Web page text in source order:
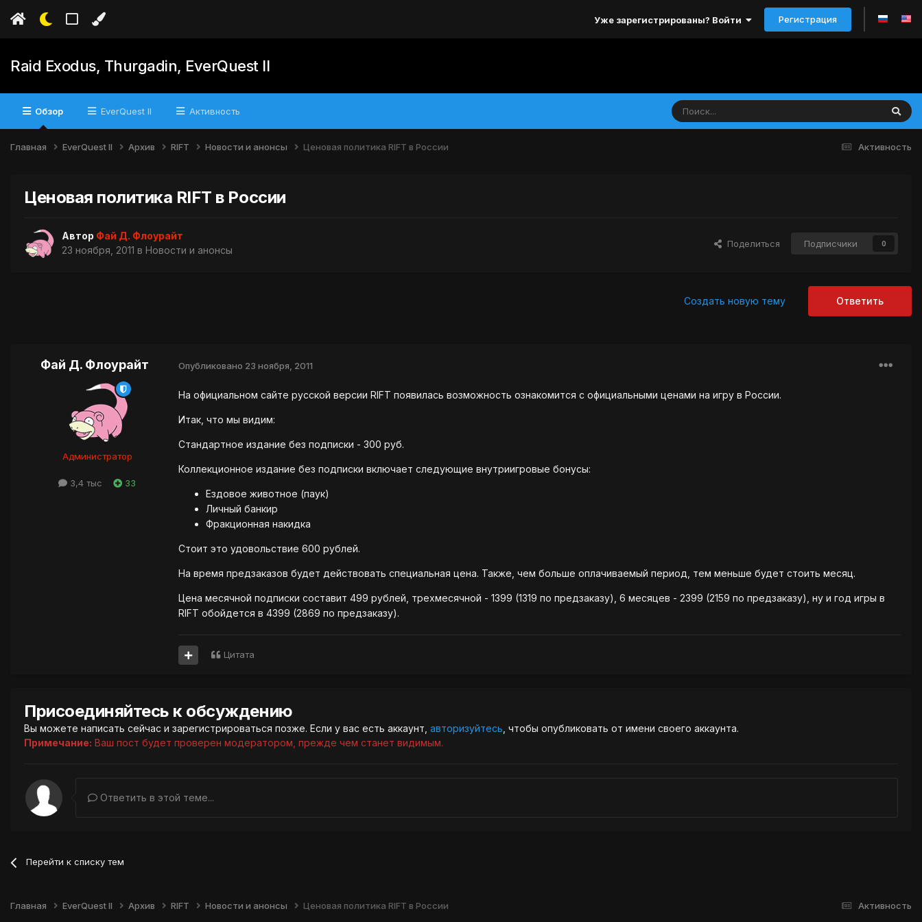
Уже зарегистрированы? Войти Регистрация
Raid Exodus, Thurgadin, EverQuest II
Обзор EverQuest II Активность
Активность
Главная EverQuest II Архив RIFT Новости и анонсы Ценовая политика RIFT в России
Ценовая политика RIFT в России
Автор Фай Д. Флоурайт
23 ноября, 2011 в Новости и анонсы
Поделиться Подписчики 0
Ответить
Создать новую тему
Фай Д. Флоурайт
Администратор
3,4 тыс 33
Опубликовано 23 ноября, 2011
На официальном сайте русской версии RIFT появилась возможность ознакомится с официальными ценами на игру в России.
Итак, что мы видим:
Стандартное издание без подписки - 300 руб.
Коллекционное издание без подписки включает следующие внутриигровые бонусы:
Ездовое животное (паук)
Личный банкир
Фракционная накидка
Стоит это удовольствие 600 рублей.
На время предзаказов будет действовать специальная цена. Также, чем больше оплачиваемый период, тем меньше будет стоить месяц.
Цена месячной подписки составит 499 рублей, трехмесячной - 1399 (1319 по предзаказу), 6 месяцев - 2399 (2159 по предзаказу), ну и год игры в
RIFT обойдется в 4399 (2869 по предзаказу).
Цитата
Присоединяйтесь к обсуждению
Вы можете написать сейчас и зарегистрироваться позже. Если у вас есть аккаунт, авторизуйтесь , чтобы опубликовать от имени своего аккаунта.
Примечание: Ваш пост будет проверен модератором, прежде чем станет видимым.
Ответить в этой теме...
Перейти к списку тем
Активность
Главная EverQuest II Архив RIFT Новости и анонсы Ценовая политика RIFT в России